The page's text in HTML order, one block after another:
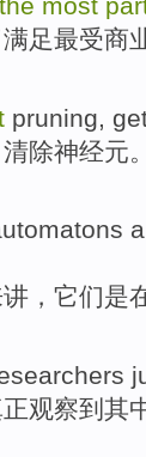
满足最受商
pruning
清除神经元
， 它们是
观察到 其